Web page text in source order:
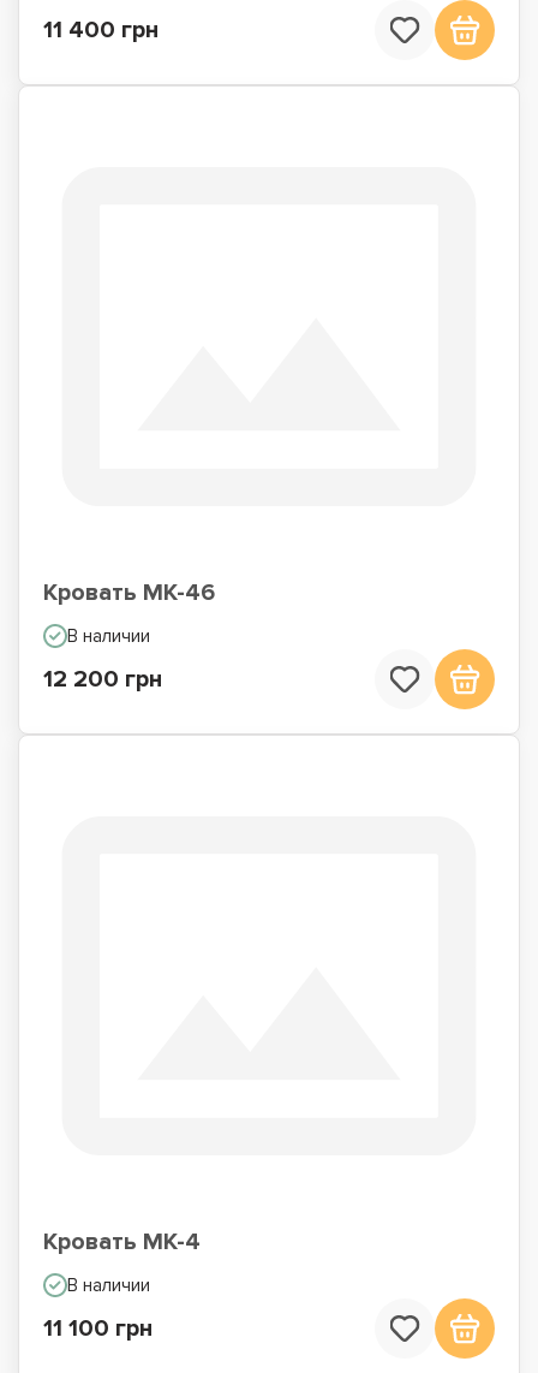
11 400 грн
Кровать МК-46
В наличии
12 200 грн
Кровать МК-4
В наличии
11 100 грн